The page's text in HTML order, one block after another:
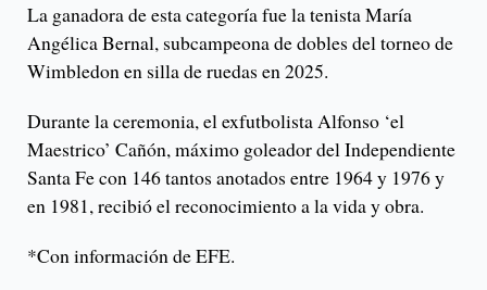
La ganadora de esta categoría fue la tenista María
Angélica Bernal, subcampeona de dobles del torneo de
Wimbledon en silla de ruedas en 2025.
Durante la ceremonia, el exfutbolista Alfonso ‘el
Maestrico’ Cañón, máximo goleador del Independiente
Santa Fe con 146 tantos anotados entre 1964 y 1976 y
en 1981, recibió el reconocimiento a la vida y obra.
*Con información de EFE.